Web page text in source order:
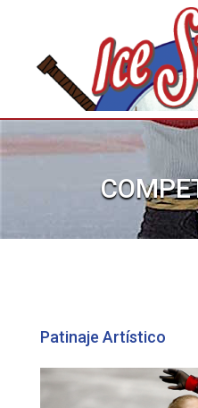
Patinaje Artístico